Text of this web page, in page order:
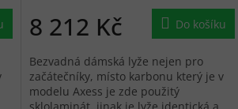
8 212 Kč Do košíku
Bezvadná dámská lyže nejen pro
začátečníky, místo karbonu který je v
modelu Axess je zde použitý